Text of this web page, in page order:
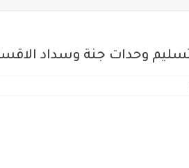
وحدات جنة وسداد